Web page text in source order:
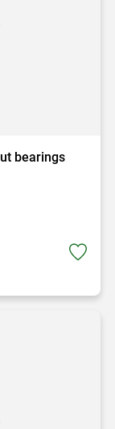
bearings